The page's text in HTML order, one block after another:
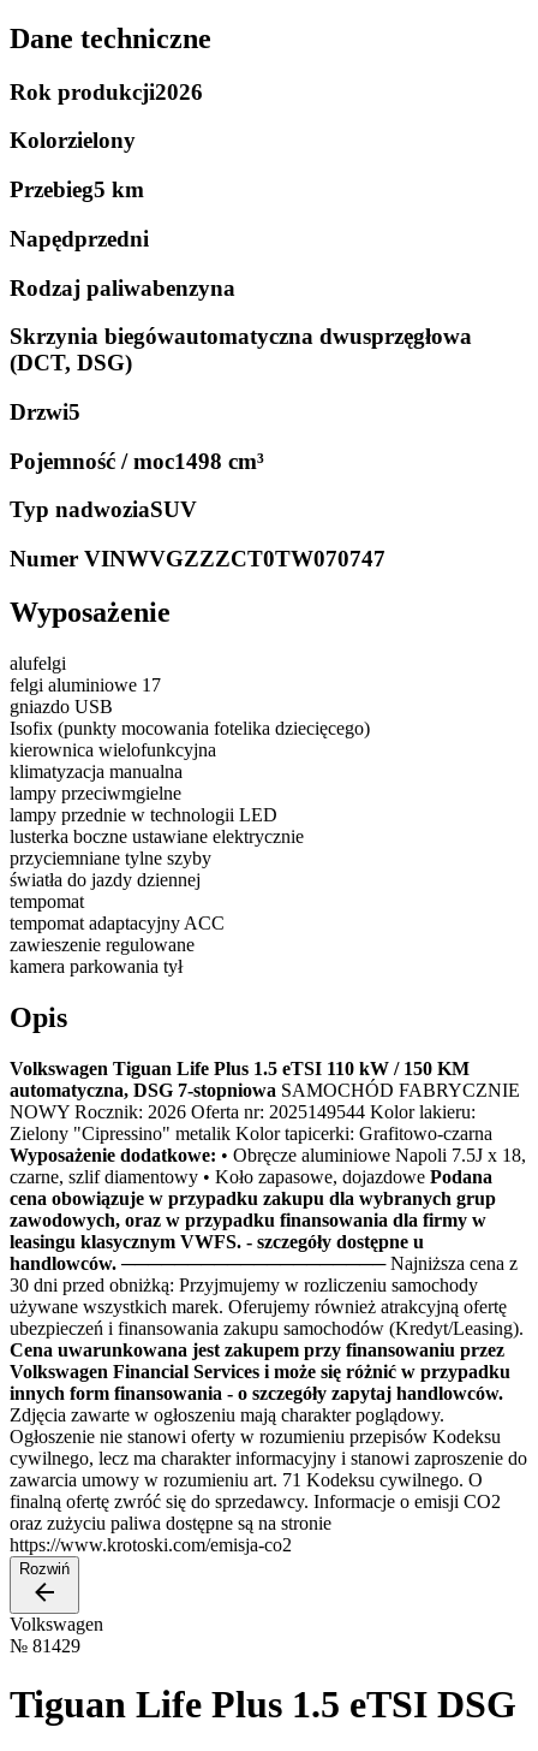
Dane techniczne
Rok produkcji2026
Kolorzielony
Przebieg5 km
Napędprzedni
Rodzaj paliwabenzyna
Skrzynia biegówautomatyczna dwusprzęgłowa
(DCT, DSG)
Drzwi5
Pojemność / moc1498 cm³
Typ nadwoziaSUV
Numer VINWVGZZZCT0TW070747
Wyposażenie
alufelgi
felgi aluminiowe 17
gniazdo USB
Isofix (punkty mocowania fotelika dziecięcego)
kierownica wielofunkcyjna
klimatyzacja manualna
lampy przeciwmgielne
lampy przednie w technologii LED
lusterka boczne ustawiane elektrycznie
przyciemniane tylne szyby
światła do jazdy dziennej
tempomat
tempomat adaptacyjny ACC
zawieszenie regulowane
kamera parkowania tył
Opis
Volkswagen Tiguan Life Plus 1.5 eTSI 110 kW / 150 KM
automatyczna, DSG 7-stopniowa SAMOCHÓD FABRYCZNIE
NOWY Rocznik: 2026 Oferta nr: 2025149544 Kolor lakieru:
Zielony "Cipressino" metalik Kolor tapicerki: Grafitowo-czarna
Wyposażenie dodatkowe: • Obręcze aluminiowe Napoli 7.5J x 18,
czarne, szlif diamentowy • Koło zapasowe, dojazdowe Podana
cena obowiązuje w przypadku zakupu dla wybranych grup
zawodowych, oraz w przypadku finansowania dla firmy w
leasingu klasycznym VWFS. - szczegóły dostępne u
handlowców. ──────────────────── Najniższa cena z
30 dni przed obniżką: Przyjmujemy w rozliczeniu samochody
używane wszystkich marek. Oferujemy również atrakcyjną ofertę
ubezpieczeń i finansowania zakupu samochodów (Kredyt/Leasing).
Cena uwarunkowana jest zakupem przy finansowaniu przez
Volkswagen Financial Services i może się różnić w przypadku
innych form finansowania - o szczegóły zapytaj handlowców.
Zdjęcia zawarte w ogłoszeniu mają charakter poglądowy.
Ogłoszenie nie stanowi oferty w rozumieniu przepisów Kodeksu
cywilnego, lecz ma charakter informacyjny i stanowi zaproszenie do
zawarcia umowy w rozumieniu art. 71 Kodeksu cywilnego. O
finalną ofertę zwróć się do sprzedawcy. Informacje o emisji CO2
oraz zużyciu paliwa dostępne są na stronie
https://www.krotoski.com/emisja-co2
Rozwiń
Volkswagen
№ 81429
Tiguan Life Plus 1.5 eTSI DSG